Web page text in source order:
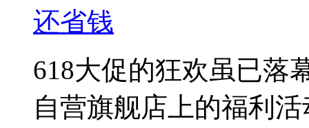
还省钱
618大促的狂欢虽已落
自营旗舰店上的福利